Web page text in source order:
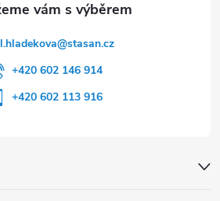
l.hladekova@stasan.cz
+420 602 146 914
+420 602 113 916